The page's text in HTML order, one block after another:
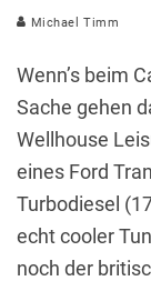
Michael Timm
Wenn’s beim
Sache gehen
Wellhouse
eines Ford
Turbodiesel
echt cooler
noch der